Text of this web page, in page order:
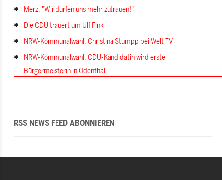
Merz: "Wir dürfen uns mehr zutrauen!"
Die CDU trauert um Ulf Fink
NRW-Kommunalwahl: Christina Stumpp bei Welt TV
NRW-Kommunalwahl: CDU-Kandidatin wird erste
Bürgermeisterin in Odenthal
RSS NEWS FEED ABONNIEREN